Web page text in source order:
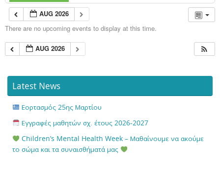
AUG 2026
There are no upcoming events to display at this time.
AUG 2026
Latest News
Εορτασμός 25ης Μαρτίου
Εγγραφές μαθητών σχ. έτους 2026-2027
Children’s Mental Health Week – Μαθαίνουμε να ακούμε
το σώμα και τα συναισθήματά μας